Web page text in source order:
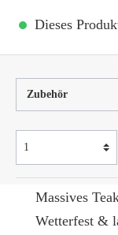
Massives
Wetterfest &
Dieses
Zubehör